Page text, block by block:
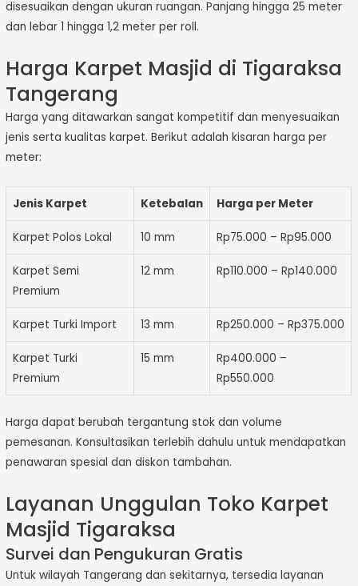
disesuaikan dengan ukuran ruangan. Panjang hingga 25 meter
dan lebar 1 hingga 1,2 meter per roll.
Harga Karpet Masjid di Tigaraksa
Tangerang
Harga yang ditawarkan sangat kompetitif dan menyesuaikan
jenis serta kualitas karpet. Berikut adalah kisaran harga per
meter:
Jenis Karpet Ketebalan Harga per Meter
Karpet Polos Lokal 10 mm Rp75.000 – Rp95.000
Karpet Semi
Premium
12 mm Rp110.000 – Rp140.000
Karpet Turki Import 13 mm Rp250.000 – Rp375.000
Karpet Turki
Premium
15 mm
Rp400.000 –
Rp550.000
Harga dapat berubah tergantung stok dan volume
pemesanan. Konsultasikan terlebih dahulu untuk mendapatkan
penawaran spesial dan diskon tambahan.
Layanan Unggulan Toko Karpet
Masjid Tigaraksa
Survei dan Pengukuran Gratis
Untuk wilayah Tangerang dan sekitarnya, tersedia layanan